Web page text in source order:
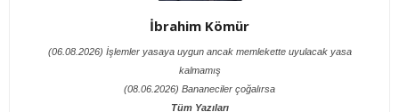
İbrahim Kömür
(06.08.2026) İşlemler yasaya uygun ancak memlekette uyulacak yasa
kalmamış
(08.06.2026) Bananeciler çoğalırsa
Tüm Yazıları